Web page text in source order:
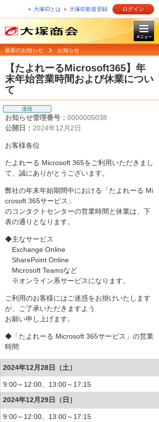
大塚IDとは 大塚ID新規登録 ログイン
最新のお知らせ お知らせ
【たよれーるMicrosoft365】年
末年始営業時間および休業につい
て
連絡
お知らせ管理番号： 0000005038
公開日： 2024年12月2日
お客様各位
たよれーる Microsoft 365をご利用いただきまし
て、誠にありがとうございます。
弊社の年末年始期間中における「たよれーる Mi
crosoft 365サービス」
のコンタクトセンターの営業時間と休業は、下
表の通りとなります。
◆主なサービス
Exchange Online
SharePoint Online
Microsoft Teamsなど
※オンライン系サービスになります。
ご利用のお客様にはご迷惑をお掛けいたします
が、ご了承いただきますよう
お願い申し上げます。
◆「たよれーる Microsoft 365サービス」の営業
時間
2024年12月28日（土）
9:00～12:00、13:00～17:15
2024年12月29日（日）
9:00～12:00、13:00～17:15